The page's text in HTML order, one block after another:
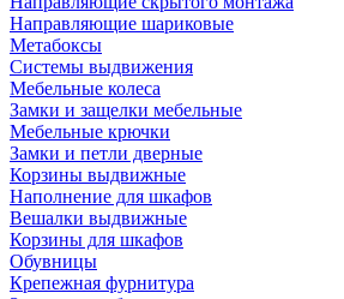
Направляющие шариковые
Метабоксы
Системы выдвижения
Мебельные колеса
Замки и защелки мебельные
Мебельные крючки
Замки и петли дверные
Корзины выдвижные
Наполнение для шкафов
Вешалки выдвижные
Корзины для шкафов
Обувницы
Крепежная фурнитура